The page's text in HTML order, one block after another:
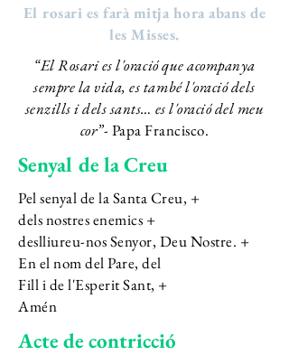
El rosari es farà mitja hora abans de
les Misses.
“El Rosari es l'oració que acompanya
sempre la vida, es també l'oració dels
senzills i dels sants… es l'oració del meu
cor”- Papa Francisco.
Senyal de la Creu
Pel senyal de la Santa Creu, +
dels nostres enemics +
deslliureu-nos Senyor, Deu Nostre. +
En el nom del Pare, del
Fill i de l'Esperit Sant, +
Amén
Acte de contricció